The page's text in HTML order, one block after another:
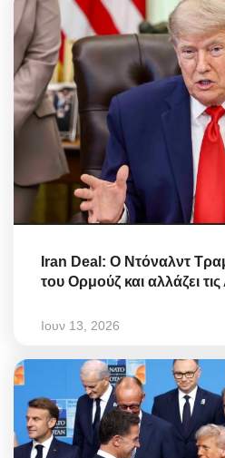
Iran Deal: Ο Ντόναλντ
του Ορμούζ και αλλάζει
Ιουν 13, 2026